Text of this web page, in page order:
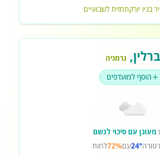
בניו יורקתחזית לשבועיים
ברלין, גרמניה
הוסף למועדפים
מעונן עם סיכוי לגשם
24°עם72%לחות